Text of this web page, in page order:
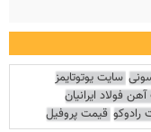
سایت یوتوتایمز
فولاد ایرانیان
قیمت پروفیل